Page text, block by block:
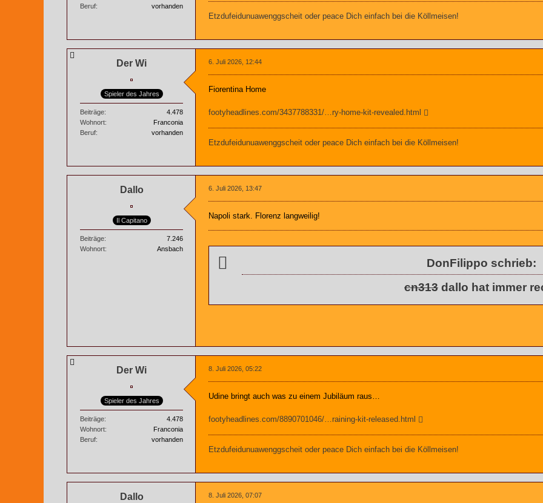
Beruf
vorhanden
Etzdufeidunuawenggscheit oder peace Dich einfach bei die Köllmeisen!
Der Wi
Spieler des Jahres
Beiträge
4.478
Wohnort
Franconia
Beruf
vorhanden
6. Juli 2026, 12:44
Fiorentina Home
footyheadlines.com/3437788331/…ry-home-kit-revealed.html
Etzdufeidunuawenggscheit oder peace Dich einfach bei die Köllmeisen!
Dallo
Il Capitano
Beiträge
7.246
Wohnort
Ansbach
6. Juli 2026, 13:47
Napoli stark. Florenz langweilig!
DonFilippo schrieb:
cn313 dallo hat immer
Der Wi
Spieler des Jahres
Beiträge
4.478
Wohnort
Franconia
Beruf
vorhanden
8. Juli 2026, 05:22
Udine bringt auch was zu einem Jubiläum raus…
footyheadlines.com/8890701046/…raining-kit-released.html
Etzdufeidunuawenggscheit oder peace Dich einfach bei die Köllmeisen!
Dallo 8. Juli 2026, 07:07